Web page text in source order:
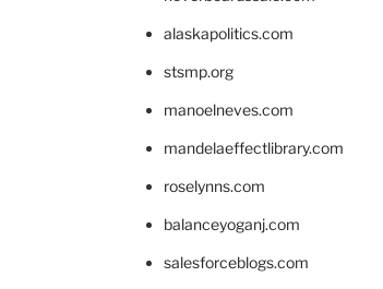
alaskapolitics.com
stsmp.org
manoelneves.com
mandelaeffectlibrary.com
roselynns.com
balanceyoganj.com
salesforceblogs.com